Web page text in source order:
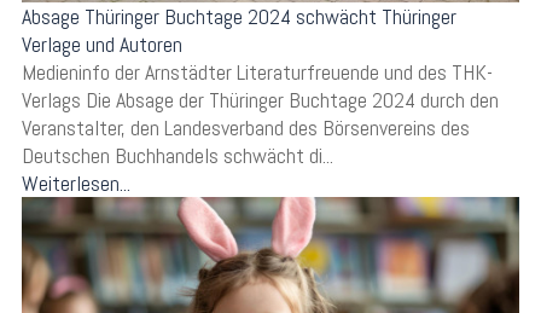
Absage Thüringer Buchtage 2024 schwächt Thüringer
Verlage und Autoren
Medieninfo der Arnstädter Literaturfreuende und des THK-
Verlags Die Absage der Thüringer Buchtage 2024 durch den
Veranstalter, den Landesverband des Börsenvereins des
Deutschen Buchhandels schwächt di...
Weiterlesen...